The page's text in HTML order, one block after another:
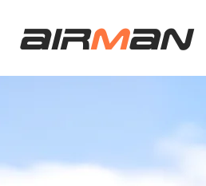
airman